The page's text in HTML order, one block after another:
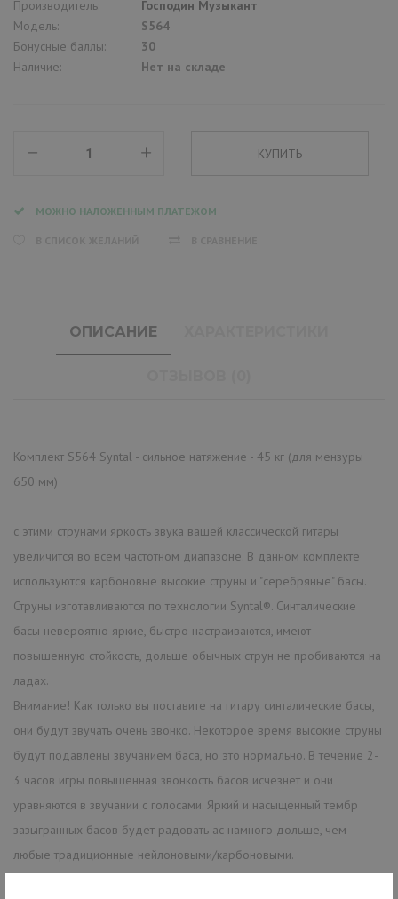
Производитель:
Господин Музыкант
Модель:
S564
Бонусные баллы:
30
Наличие:
Нет на складе
МОЖНО НАЛОЖЕННЫМ ПЛАТЕЖОМ
ОПИСАНИЕ
Комплект S564 Syntal - сильное натяжение - 45 кг (для мензуры
650 мм)
с этими струнами яркость звука вашей классической гитары
увеличится во всем частотном диапазоне. В данном комплекте
используются карбоновые высокие струны и "серебряные" басы.
Струны изготавливаются по технологии Syntal®. Синталические
басы невероятно яркие, быстро настраиваются, имеют
повышенную стойкость, дольше обычных струн не пробиваются на
ладах.
Внимание! Как только вы поставите на гитару синталические басы,
они будут звучать очень звонко. Некоторое время высокие струны
будут подавлены звучанием баса, но это нормально. В течение 2-
3 часов игры повышенная звонкость басов исчезнет и они
уравняются в звучании с голосами. Яркий и насыщенный тембр
зазыгранных басов будет радовать ас намного дольше, чем
любые традиционные нейлоновыми/карбоновыми.